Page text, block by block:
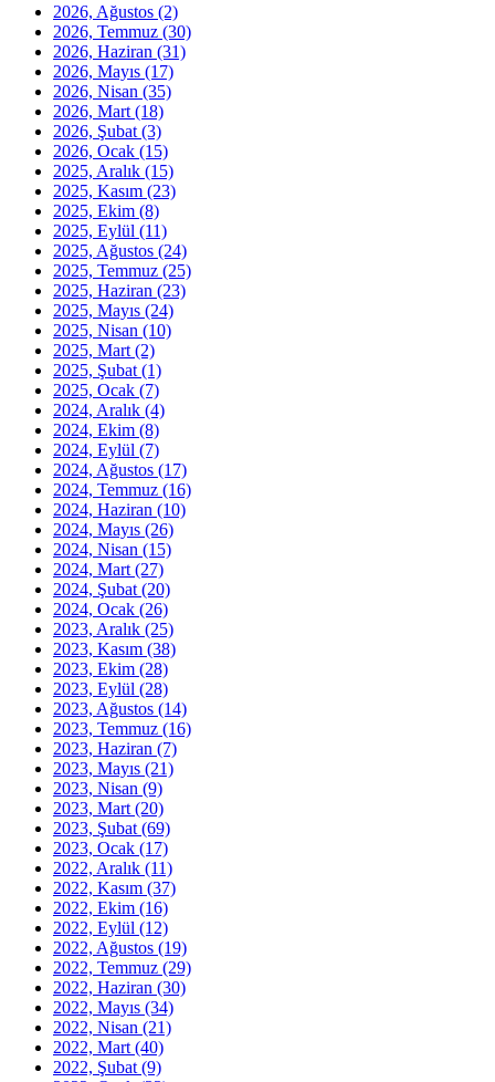
2026, Ağustos (2)
2026, Temmuz (30)
2026, Haziran (31)
2026, Mayıs (17)
2026, Nisan (35)
2026, Mart (18)
2026, Şubat (3)
2026, Ocak (15)
2025, Aralık (15)
2025, Kasım (23)
2025, Ekim (8)
2025, Eylül (11)
2025, Ağustos (24)
2025, Temmuz (25)
2025, Haziran (23)
2025, Mayıs (24)
2025, Nisan (10)
2025, Mart (2)
2025, Şubat (1)
2025, Ocak (7)
2024, Aralık (4)
2024, Ekim (8)
2024, Eylül (7)
2024, Ağustos (17)
2024, Temmuz (16)
2024, Haziran (10)
2024, Mayıs (26)
2024, Nisan (15)
2024, Mart (27)
2024, Şubat (20)
2024, Ocak (26)
2023, Aralık (25)
2023, Kasım (38)
2023, Ekim (28)
2023, Eylül (28)
2023, Ağustos (14)
2023, Temmuz (16)
2023, Haziran (7)
2023, Mayıs (21)
2023, Nisan (9)
2023, Mart (20)
2023, Şubat (69)
2023, Ocak (17)
2022, Aralık (11)
2022, Kasım (37)
2022, Ekim (16)
2022, Eylül (12)
2022, Ağustos (19)
2022, Temmuz (29)
2022, Haziran (30)
2022, Mayıs (34)
2022, Nisan (21)
2022, Mart (40)
2022, Şubat (9)